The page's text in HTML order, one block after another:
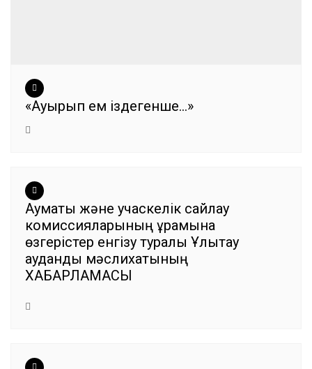
«Ауырып ем іздегенше…»
Аумақтық және учаскелік сайлау
комиссияларының құрамына
өзгерістер енгізу туралы Ұлытау
аудандық мәслихатының
ХАБАРЛАМАСЫ